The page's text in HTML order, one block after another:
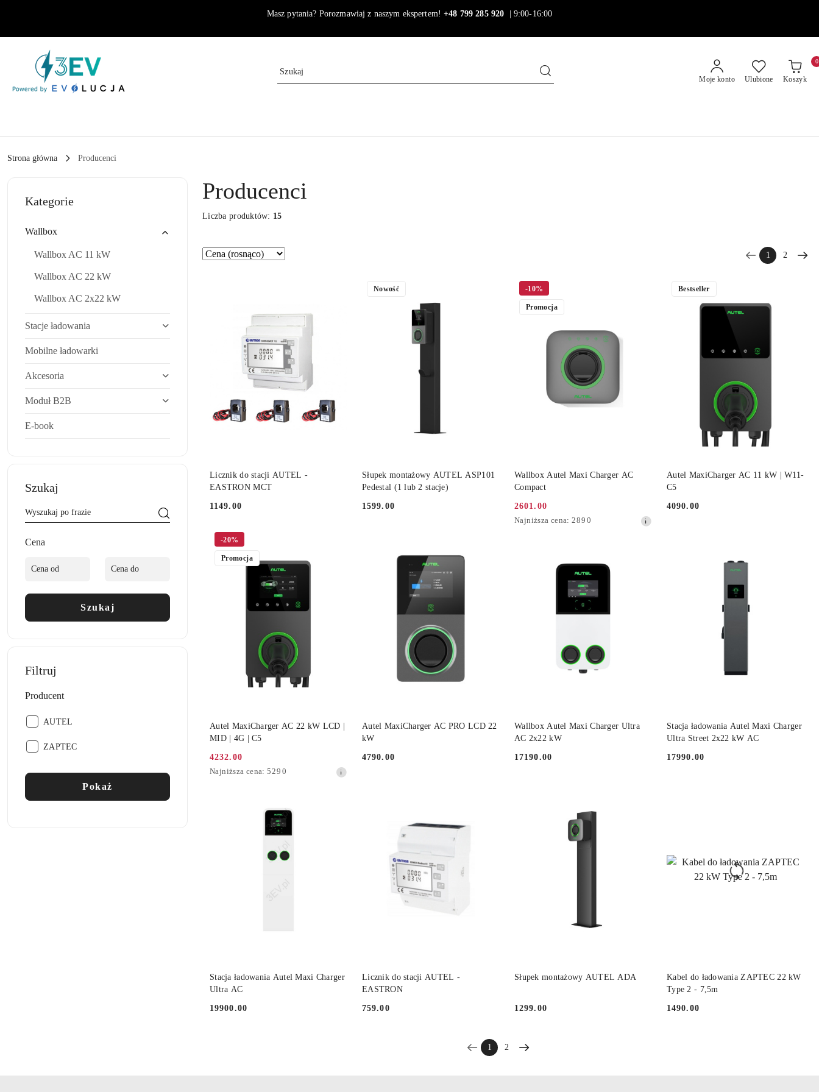
Masz pytania? Porozmawiaj z naszym ekspertem!+48 799 285 920 | 9:00-16:00
Moje konto Ulubione Koszyk
0
Strona główna Producenci
Kategorie
Wallbox
Wallbox AC 11 kW
Wallbox AC 22 kW
Wallbox AC 2x22 kW
Stacje ładowania
Mobilne ładowarki
Akcesoria
Moduł B2B
E-book
Szukaj
Cena
Szukaj
Filtruj
Producent
Producent:
AUTEL
Producent:
ZAPTEC
Pokaż
Producenci
Liczba produktów: 15
Zastosowano
Sortuj
1 2
Licznik do stacji AUTEL -
EASTRON MCT
Cena:
1149.00
DO KOSZYKA
Słupek montażowy AUTEL ASP101
Pedestal (1 lub 2 stacje)
Cena:
1599.00
Nowość
DO KOSZYKA
Wallbox Autel Maxi Charger AC
Compact
Cena
promocyjna:
2601.00
Najniższa
Najniższa cena: 2890
-10%
Promocja
DO KOSZYKA
Autel MaxiCharger AC 11 kW | W11-
C5
Cena:
4090.00
Bestseller
DO KOSZYKA
Autel MaxiCharger AC 22 kW LCD |
MID | 4G | C5
Cena
promocyjna:
4232.00
Najniższa
Najniższa cena: 5290
-20%
Promocja
DO KOSZYKA
Autel MaxiCharger AC PRO LCD 22
kW
Cena:
4790.00
DO KOSZYKA
Wallbox Autel Maxi Charger Ultra
AC 2x22 kW
Cena:
17190.00
DO KOSZYKA
Stacja ładowania Autel Maxi Charger
Ultra Street 2x22 kW AC
Cena:
17990.00
DO KOSZYKA
Stacja ładowania Autel Maxi Charger
Ultra AC
Cena:
19900.00
DO KOSZYKA
Licznik do stacji AUTEL -
EASTRON
Cena:
759.00
Słupek montażowy AUTEL ADA
Cena:
1299.00
Kabel do ładowania ZAPTEC 22 kW
Type 2 - 7,5m
Cena:
1490.00
1 2